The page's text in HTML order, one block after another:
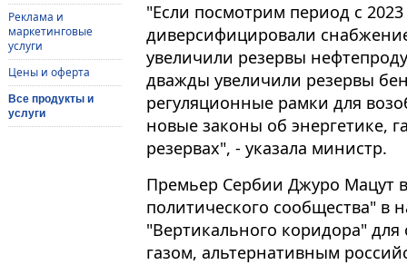
Реклама и
маркетинговые
услуги
Цены и оферта
Все продукты и
услуги
"Если посмотрим период с
диверсифицировали
увеличили резервы
дважды увеличили резервы
регуляционные рамки для
новые законы об энергетике,
резервах", - указала министр.
Премьер Сербии Джуро Мацут
политического сообщества" в
"Вертикального коридора"
газом, альтернативным